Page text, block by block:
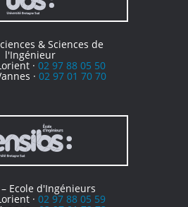
& Sciences de
l'Ingénieur
· 02 97 88 05 50
· 02 97 01 70 70
– Ecole d'Ingénieurs
· 02 97 88 05 59